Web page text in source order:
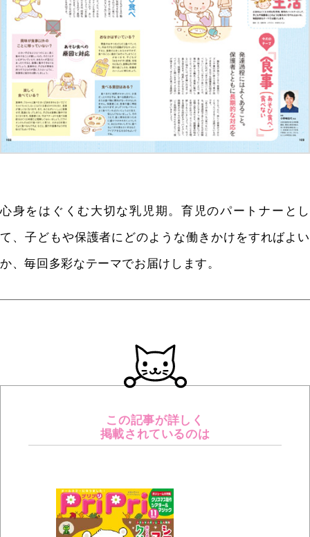
心身をはぐくむ大切な乳児期。育児のパートナーとし
て、子どもや保護者にどのような働きかけをすればよい
か、毎回多彩なテーマでお届けします。
この記事が詳しく
掲載されているのは